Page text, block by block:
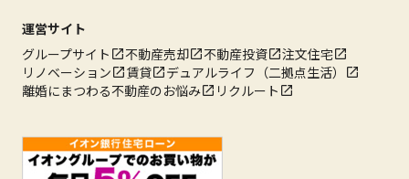
運営サイト
グループサイト
不動産売却 不動産投資
注文住宅
リノベーション
賃貸
デュアルライフ（二拠点生活）
離婚にまつわる不動産のお悩み
リクルート